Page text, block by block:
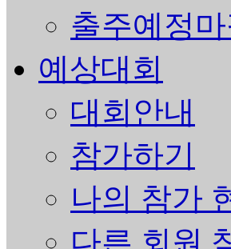
출주예정마
예상대회
대회안내
참가하기
나의 참가
다른 회원